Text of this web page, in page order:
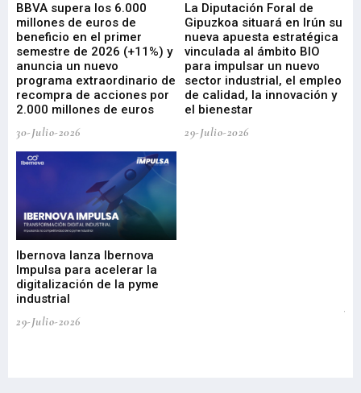
BBVA supera los 6.000
millones de euros de
beneficio en el primer
semestre de 2026 (+11%) y
anuncia un nuevo
programa extraordinario de
recompra de acciones por
2.000 millones de euros
30-Julio-2026
La Diputación Foral de
Gipuzkoa situará en Irún su
nueva apuesta estratégica
vinculada al ámbito BIO
para impulsar un nuevo
sector industrial, el empleo
de calidad, la innovación y
el bienestar
29-Julio-2026
Ibernova lanza Ibernova
Impulsa para acelerar la
digitalización de la pyme
industrial
29-Julio-2026